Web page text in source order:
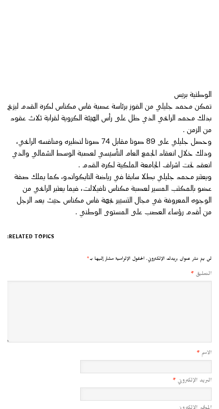
الوطنية بريس
تمكن محمد جليلي من الفوز برئاسة عصبة فاس مكناس لكرة القدم ليزيح
بذلك محمد الرابحي الذي ظل على رأس الهيئة الكروية لقرابة ثلاث عقود
من الزمن .
وحصل جليلي على 89 صوتا مقابل 74 صوتا لنظيره ومنافسه الرابحي،
وذلك خلال انعقاد الجمع العام التأسيسي لعصبة الوسط الشمالي والذي
انعقد تحت اشراف الجامعة الملكية لكرة القدم .
ويعتبر محمد جليلي بطلا سابقا في رياضة التايكواندو، كما يملك صفة
عضو بالمكتب المسير لعصبة مكناس تافيلالت، فيما يعتبر الرابحي من
الوجوه المعروفة في مجال التسيير بجهة فاس مكناس حيث يعد الرجل
من أقدم رؤساء العصب على المستوى الوطني .
RELATED TOPICS:
لن يتم نشر عنوان بريدك الإلكتروني. الحقول الإلزامية مشار إليها بـ*
التعليق *
الاسم *
البريد الإلكتروني *